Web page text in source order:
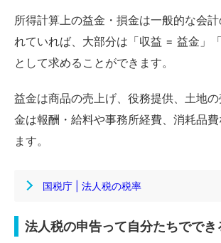
所得計算上の益金・損金は一般的な会
れていれば、大部分は「収益 = 益金」
として求めることができます。
益金は商品の売上げ、役務提供、土地
金は報酬・給料や事務所経費、消耗品
ます。
国税庁 | 法人税の税率
法人税の申告って自分たちででき